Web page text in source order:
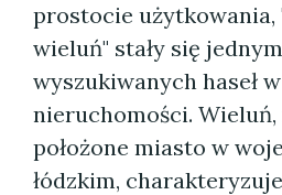
prostocie użytkowania,
wieluń" stały się
wyszukiwanych haseł
nieruchomości.
położone miasto w
łódzkim,